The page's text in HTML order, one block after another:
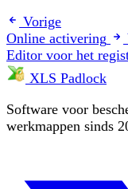
Vorige
Online activering
Editor voor het
XLS Padlock
Software voor
werkmappen sinds